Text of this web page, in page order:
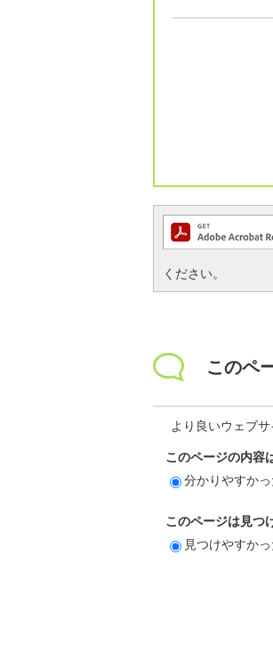
ください。
このペ
より良いウェブ
このページの内容
分かりやすかっ
このページは見つ
見つけやすかっ